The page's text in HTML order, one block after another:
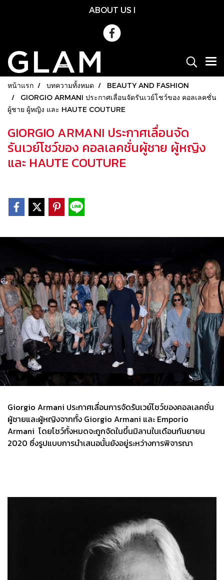
ABOUT US l
หน้าแรก บทความทั้งหมด
BEAUTY AND FASHION
GIORGIO ARMANI ประกาศเลื่อนจัดรันเวย์โชว์ของ คอลเลคชั่น
ผู้ชาย ผู้หญิง และ HAUTE COUTURE
GIORGIO ARMANI ประกาศเลื่อนจัด
รันเวย์โชว์ของ คอลเลคชั่นผู้ชาย ผู้หญิง
และ HAUTE COUTURE
Giorgio Armani ประกาศเลื่อนการจัดรันเวย์โชว์ของคอลเลคชั่น
ผู้ชายและผู้หญิงจากทั้ง Giorgio Armani และ Emporio
Armani โดยโชว์ทั้งหมดจะถูกจัดในขึ้นมิลานในเดือนกันยายน
2020 ซึ่งรูปแบบการนำเสนอนั้นยังอยู่ระหว่างการพิจารณา